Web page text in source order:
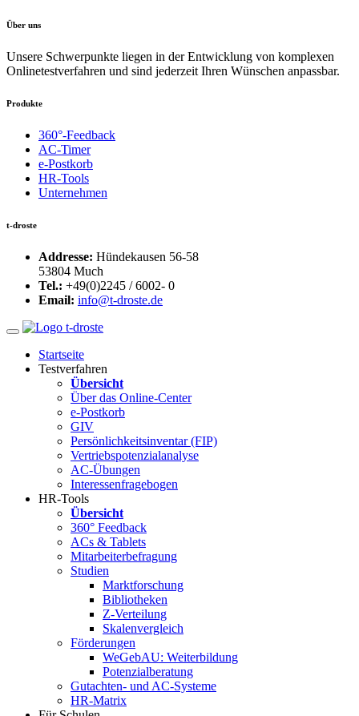
Über uns
Unsere Schwerpunkte liegen in der Entwicklung von komplexen
Onlinetestverfahren und sind jederzeit Ihren Wünschen anpassbar.
Produkte
360°-Feedback
AC-Timer
e-Postkorb
HR-Tools
Unternehmen
t-droste
Addresse: Hündekausen 56-58
53804 Much
Tel.: +49(0)2245 / 6002- 0
Email: info@t-droste.de
Startseite
Testverfahren
Übersicht
Über das Online-Center
e-Postkorb
GIV
Persönlichkeitsinventar (FIP)
Vertriebspotenzialanalyse
AC-Übungen
Interessenfragebogen
HR-Tools
Übersicht
360° Feedback
ACs & Tablets
Mitarbeiterbefragung
Studien
Marktforschung
Bibliotheken
Z-Verteilung
Skalenvergleich
Förderungen
WeGebAU: Weiterbildung
Potenzialberatung
Gutachten- und AC-Systeme
HR-Matrix